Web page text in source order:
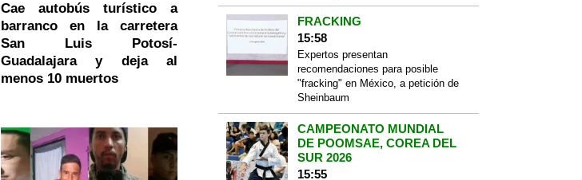
Cae autobús turístico a
barranco en la carretera
San Luis Potosí-
Guadalajara y deja al
menos 10 muertos
FRACKING
15:58
Expertos presentan
recomendaciones para posible
"fracking" en México, a petición de
Sheinbaum
CAMPEONATO MUNDIAL
DE POOMSAE, COREA DEL
SUR 2026
15:55